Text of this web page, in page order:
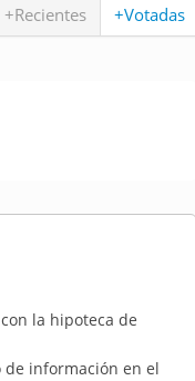
+Recientes +Votadas
la hipoteca de
de información en el